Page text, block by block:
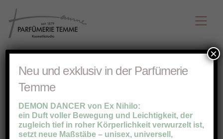
Neu und exklusiv in der Parfümerie
Temme
DEMON DANCER von Ex Nihilo:
ein Duft voller Bewegung und Leichtigkeit, der
zugleich tief in roher Körperlichkeit verwurzelt ist,
setzt neue Maßstäbe – unisex, universell,
×